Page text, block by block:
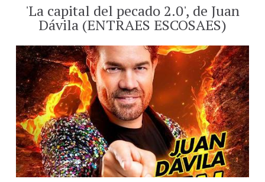
'La capital del pecado 2.0', de Juan
Dávila (ENTRAES ESCOSAES)